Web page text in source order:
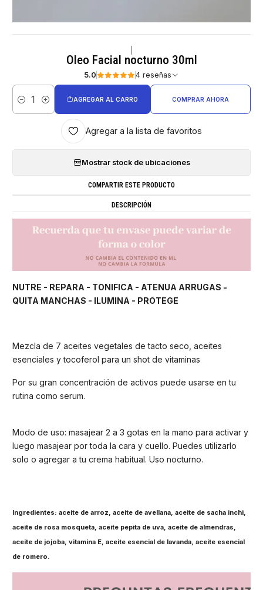
Oleo Facial nocturno 30ml
5.0 4 reseñas
Cantidad
AGREGAR AL CARRO COMPRAR AHORA
Agregar a la lista de favoritos
Mostrar stock de ubicaciones
COMPARTIR ESTE PRODUCTO
DESCRIPCIÓN
NUTRE - REPARA - TONIFICA - ATENUA ARRUGAS -
QUITA MANCHAS - ILUMINA - PROTEGE
Mezcla de 7 aceites vegetales de tacto seco, aceites
esenciales y tocoferol para un shot de vitaminas
Por su gran concentración de activos puede usarse en tu
rutina como serum.
Modo de uso: masajear 2 a 3 gotas en la mano para activar y
luego masajear por toda la cara y cuello. Puedes utilizarlo
solo o agregar a tu crema habitual. Uso nocturno.
Ingredientes: aceite de arroz, aceite de avellana, aceite de sacha inchi,
aceite de rosa mosqueta, aceite pepita de uva, aceite de almendras,
aceite de jojoba, vitamina E, aceite esencial de lavanda, aceite esencial
de romero.